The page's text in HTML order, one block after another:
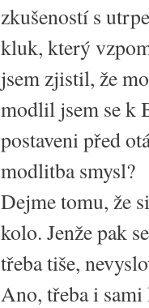
zkušeností s
kluk, který
jsem zjistil, že
modlil jsem se k
postaveni před
modlitba smysl?
Dejme tomu, že
kolo. Jenže pak
třeba tiše,
Ano, třeba i